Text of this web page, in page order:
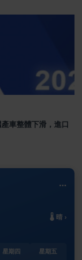
車整體下滑，進口
...
🌡️ 晴 ›
星期四 星期五